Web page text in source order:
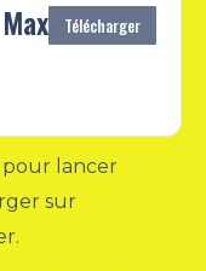
Télécharger
pour lancer
sur